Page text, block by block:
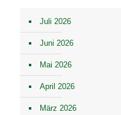
Juli 2026
Juni 2026
Mai 2026
April 2026
März 2026